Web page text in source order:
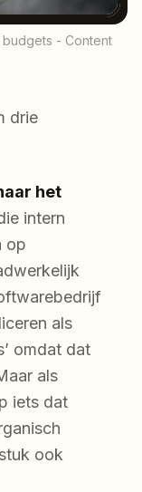
- Content
drie
het
intern
op
als
omdat dat
als
iets dat
ook